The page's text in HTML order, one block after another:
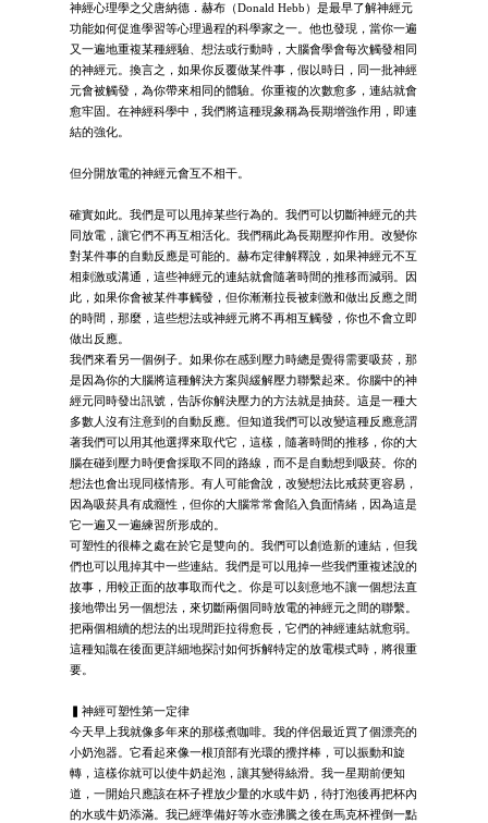
神經心理學之父唐納德．赫布（Donald Hebb）是最早了解神經元
功能如何促進學習等心理過程的科學家之一。他也發現，當你一遍
又一遍地重複某種經驗、想法或行動時，大腦會學會每次觸發相同
的神經元。換言之，如果你反覆做某件事，假以時日，同一批神經
元會被觸發，為你帶來相同的體驗。你重複的次數愈多，連結就會
愈牢固。在神經科學中，我們將這種現象稱為長期增強作用，即連
結的強化。
但分開放電的神經元會互不相干。
確實如此。我們是可以甩掉某些行為的。我們可以切斷神經元的共
同放電，讓它們不再互相活化。我們稱此為長期壓抑作用。改變你
對某件事的自動反應是可能的。赫布定律解釋說，如果神經元不互
相刺激或溝通，這些神經元的連結就會隨著時間的推移而減弱。因
此，如果你會被某件事觸發，但你漸漸拉長被刺激和做出反應之間
的時間，那麼，這些想法或神經元將不再相互觸發，你也不會立即
做出反應。
我們來看另一個例子。如果你在感到壓力時總是覺得需要吸菸，那
是因為你的大腦將這種解決方案與緩解壓力聯繫起來。你腦中的神
經元同時發出訊號，告訴你解決壓力的方法就是抽菸。這是一種大
多數人沒有注意到的自動反應。但知道我們可以改變這種反應意謂
著我們可以用其他選擇來取代它，這樣，隨著時間的推移，你的大
腦在碰到壓力時便會採取不同的路線，而不是自動想到吸菸。你的
想法也會出現同樣情形。有人可能會說，改變想法比戒菸更容易，
因為吸菸具有成癮性，但你的大腦常常會陷入負面情緒，因為這是
它一遍又一遍練習所形成的。
可塑性的很棒之處在於它是雙向的。我們可以創造新的連結，但我
們也可以甩掉其中一些連結。我們是可以甩掉一些我們重複述說的
故事，用較正面的故事取而代之。你是可以刻意地不讓一個想法直
接地帶出另一個想法，來切斷兩個同時放電的神經元之間的聯繫。
把兩個相續的想法的出現間距拉得愈長，它們的神經連結就愈弱。
這種知識在後面更詳細地探討如何拆解特定的放電模式時，將很重
要。
▍神經可塑性第一定律
今天早上我就像多年來的那樣煮咖啡。我的伴侶最近買了個漂亮的
小奶泡器。它看起來像一根頂部有光環的攪拌棒，可以振動和旋
轉，這樣你就可以使牛奶起泡，讓其變得絲滑。我一星期前便知
道，一開始只應該在杯子裡放少量的水或牛奶，待打泡後再把杯內
的水或牛奶添滿。我已經準備好等水壺沸騰之後在馬克杯裡倒一點